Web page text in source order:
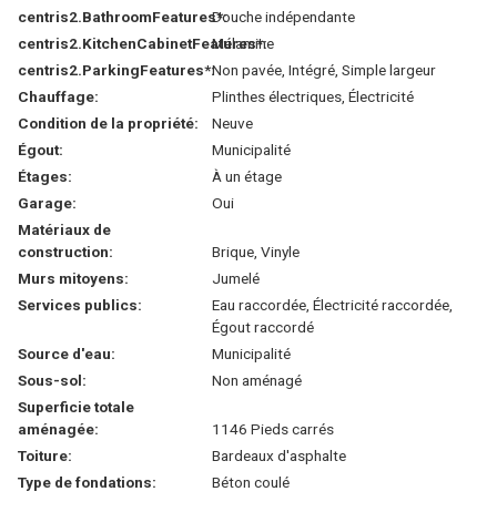
centris2.BathroomFeatures*:Douche indépendante
centris2.KitchenCabinetFeatures*:
Mélamine
centris2.ParkingFeatures*:Non pavée, Intégré, Simple largeur
Chauffage:
Plinthes électriques, Électricité
Condition de la propriété:
Neuve
Égout:
Municipalité
Étages:
À un étage
Garage:
Oui
Matériaux de
construction:
Brique, Vinyle
Murs mitoyens:
Jumelé
Services publics:
Eau raccordée, Électricité raccordée,
Égout raccordé
Source d'eau:
Municipalité
Sous-sol:
Non aménagé
Superficie totale
aménagée:
1146 Pieds carrés
Toiture:
Bardeaux d'asphalte
Type de fondations:
Béton coulé